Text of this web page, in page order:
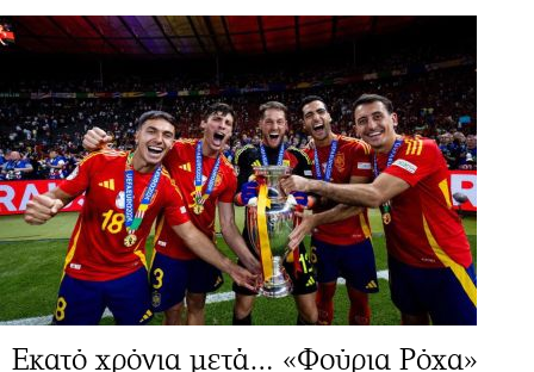
Εκατό χρόνια μετά… «Φούρια Ρόχα»